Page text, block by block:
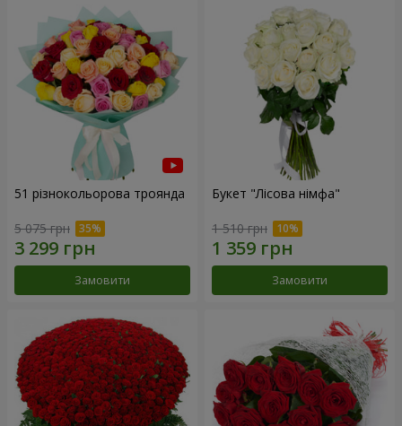
51 різнокольорова троянда
5 075 грн
Замовити
Букет "Лісова німфа"
1 510 грн
Замовити